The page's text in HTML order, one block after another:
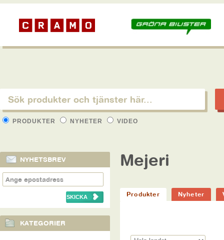
PRODUKTER NYHETER VIDEO
NYHETSBREV
KATEGORIER
Mejeri
Produkter Nyheter